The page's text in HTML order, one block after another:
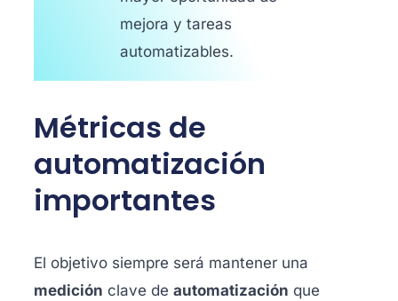
mejora y tareas
automatizables.
Métricas de
automatización
importantes
El objetivo siempre será mantener una
medición clave de automatización que